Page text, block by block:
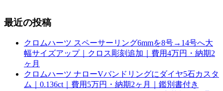
最近の投稿
クロムハーツ スペーサーリング6mmを8号→14号へ大
幅サイズアップ｜クロス彫刻追加｜費用4万円・納期2
ヶ月
クロムハーツ ナローVバンドリングにダイヤ5石カスタ
ム｜0.136ct｜費用5万円・納期2ヶ月｜鑑別書付き